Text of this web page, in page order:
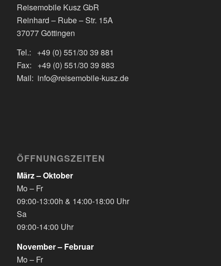
Reisemobile Kusz GbR
Reinhard – Rube – Str. 15A
37077 Göttingen
Tel.: +49 (0) 551/30 39 881
Fax: +49 (0) 551/30 39 883
Mail: info@reisemobile-kusz.de
ÖFFNUNGSZEITEN
März – Oktober
Mo – Fr
09:00-13:00h & 14:00-18:00 Uhr
Sa
09:00-14:00 Uhr
November – Februar
Mo – Fr